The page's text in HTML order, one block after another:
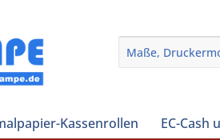
Kassenrollen EC-Cash